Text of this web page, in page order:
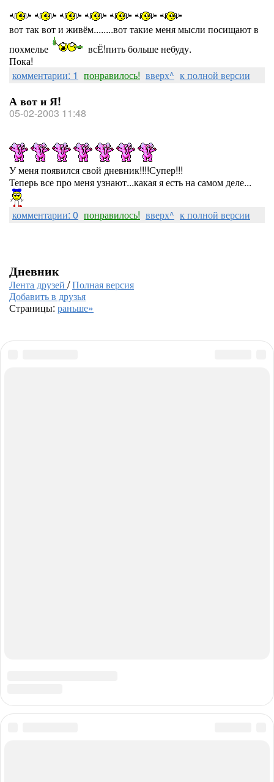
вот так вот и живём........вот такие меня мысли посищают в
похмелье
всЁ!пить больше небуду.
Пока!
комментарии: 1 понравилось! вверх^ к полной версии
А вот и Я!
05-02-2003 11:48
У меня появился свой дневник!!!!Супер!!!
Теперь все про меня узнают...какая я есть на самом деле...
комментарии: 0 понравилось! вверх^ к полной версии
Дневник
Лента друзей /Полная версия
Добавить в друзья
Страницы: раньше»